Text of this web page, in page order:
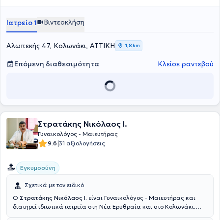
έρευνά του επικεντρώνεται στην ενδοκρινολογία της
αναπαραγωγής, καθώς και στις πτωχές απαντήτριες (poor
του αποτελέσματός τους
Ιατρείο 1 Βιντεοκλήση
Αλωπεκής 47, Κολωνάκι, ΑΤΤΙΚΗ 1,8 km
Επόμενη διαθεσιμότητα Κλείσε ραντεβού
Στρατάκης Νικόλαος Ι.
Γυναικολόγος - Μαιευτήρας
9.6|31 αξιολογήσεις
Εγκυμοσύνη
Σχετικά με τον ειδικό
Ο Στρατάκης Νικόλαος Ι. είναι Γυναικολόγος - Μαιευτήρας και
διατηρεί ιδιωτικά ιατρεία στη Νέα Ερυθραία και στο Κολωνάκι.